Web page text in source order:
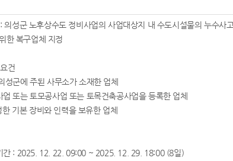
의성군 노후상수도 정비사업의 사업대상지 내 수도시설물의 누수
한 복구업체 지정
건
성군에 주된 사무소가 소재한 업체
또는 토모공사업 또는 토목건축공사업을 등록한 업체
기본 장비와 인력을 보유한 업체
간 : 2025. 12. 22. 09:00 ~ 2025. 12. 29. 18:00 (8일)